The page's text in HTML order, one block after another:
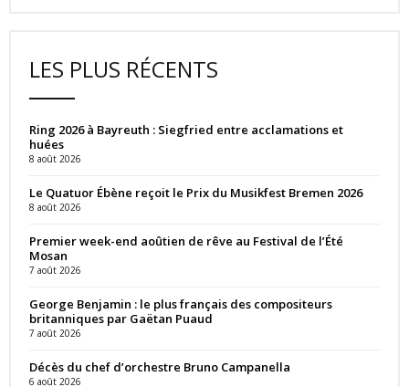
LES PLUS RÉCENTS
Ring 2026 à Bayreuth : Siegfried entre acclamations et
huées
8 août 2026
Le Quatuor Ébène reçoit le Prix du Musikfest Bremen 2026
8 août 2026
Premier week-end aoûtien de rêve au Festival de l’Été
Mosan
7 août 2026
George Benjamin : le plus français des compositeurs
britanniques par Gaëtan Puaud
7 août 2026
Décès du chef d’orchestre Bruno Campanella
6 août 2026